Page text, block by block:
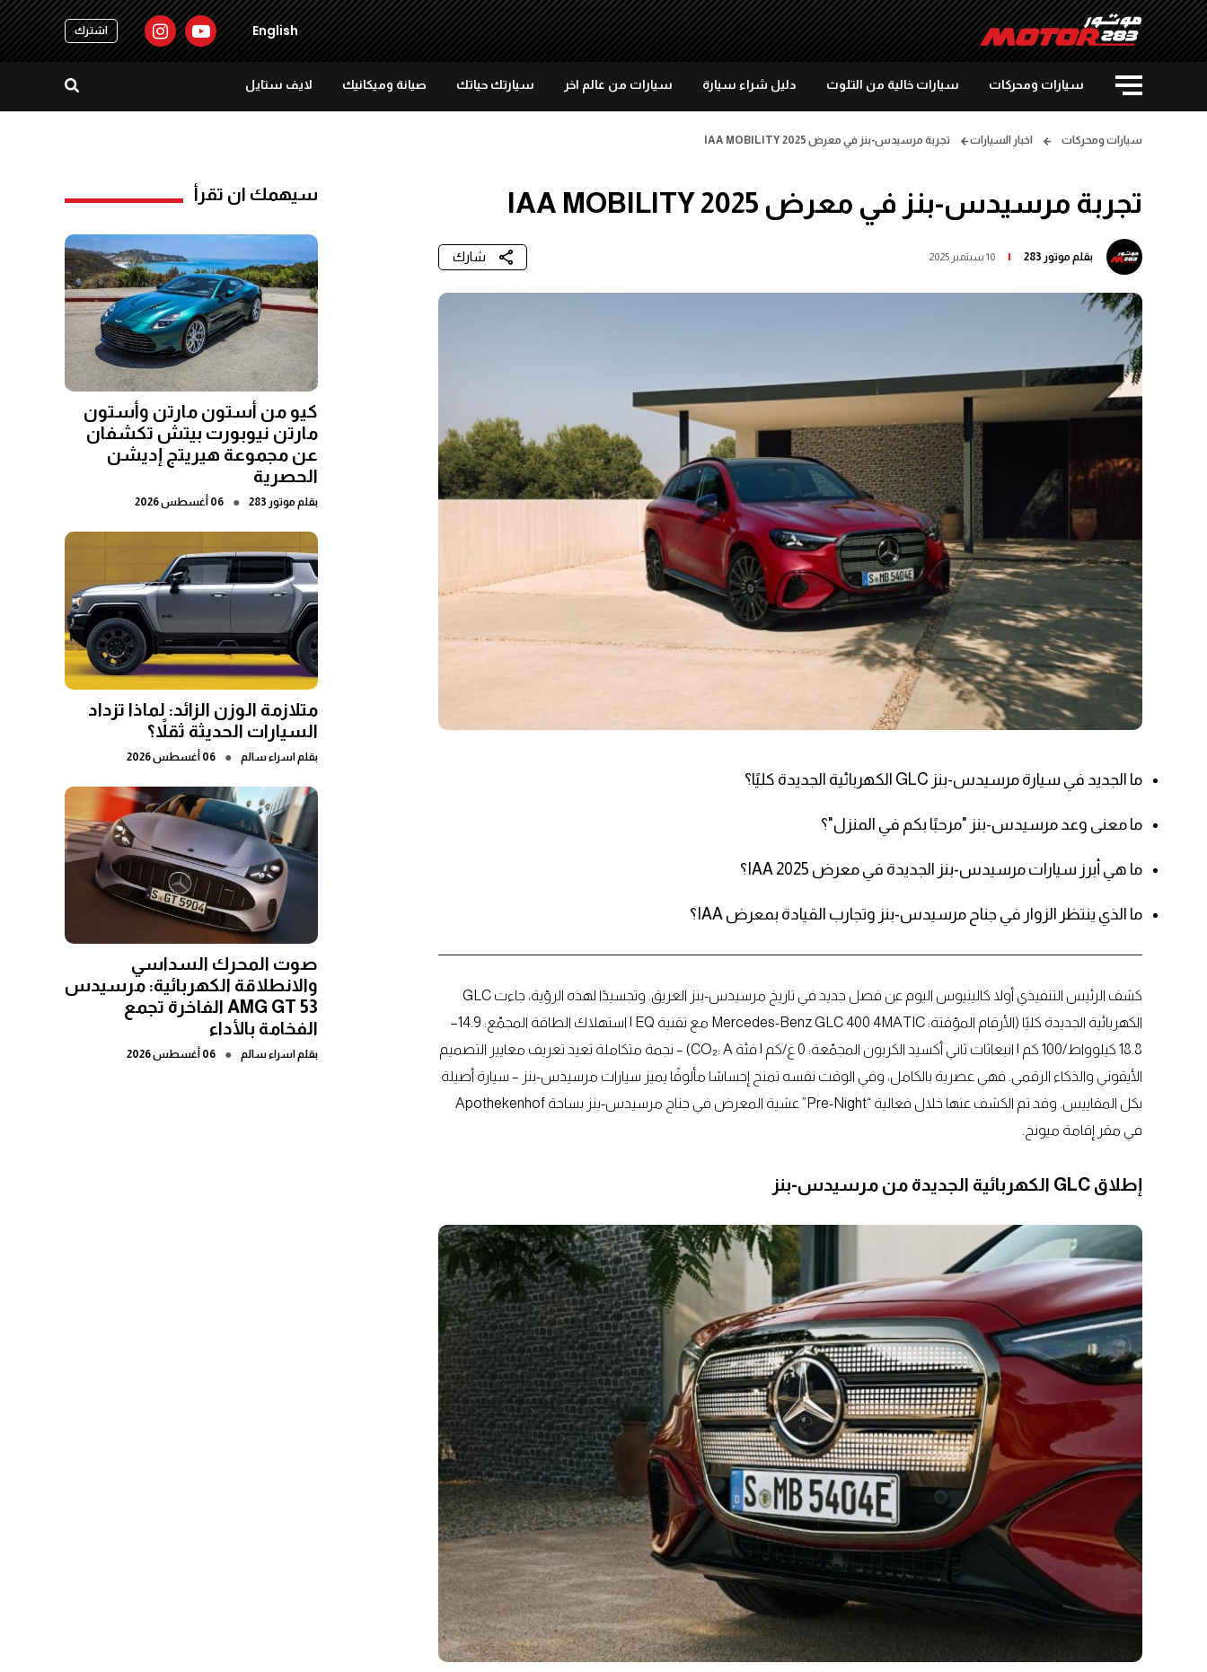
English اشترك
سيارات ومحركات سيارات خالية من التلوث دليل شراء سيارة سيارات من عالم اخر سيارتك حياتك صيانة وميكانيك لايف ستايل
سيارات ومحركات اخبار السيارات تجربة مرسيدس-بنز في معرض IAA MOBILITY 2025
تجربة مرسيدس-بنز في معرض IAA MOBILITY 2025
بقلم موتور 283 10 سبتمبر 2025 شارك
ما الجديد في سيارة مرسيدس-بنز GLC الكهربائية الجديدة كليًا؟
ما معنى وعد مرسيدس-بنز "مرحبًا بكم في المنزل"؟
ما هي أبرز سيارات مرسيدس-بنز الجديدة في معرض IAA 2025؟
ما الذي ينتظر الزوار في جناح مرسيدس-بنز وتجارب القيادة بمعرض IAA؟
كشف الرئيس التنفيذي أولا كالينيوس اليوم عن فصل جديد في تاريخ مرسيدس-بنز العريق. وتجسيدًا لهذه الرؤية، جاءت GLC
الكهربائية الجديدة كليًا (الأرقام المؤقتة: Mercedes-Benz GLC 400 4MATIC مع تقنية EQ | استهلاك الطاقة المجمّع: 14.9–
18.8 كيلوواط/100 كم | انبعاثات ثاني أكسيد الكربون المجمّعة: 0 غ/كم | فئة CO₂: A) – نجمة متكاملة تعيد تعريف معايير التصميم
الأيقوني والذكاء الرقمي. فهي عصرية بالكامل، وفي الوقت نفسه تمنح إحساسًا مألوفًا يميز سيارات مرسيدس-بنز – سيارة أصيلة
بكل المقاييس. وقد تم الكشف عنها خلال فعالية “Pre-Night” عشية المعرض في جناح مرسيدس-بنز بساحة Apothekenhof
في مقر إقامة ميونخ.
إطلاق GLC الكهربائية الجديدة من مرسيدس-بنز
سيهمك ان تقرأ
كيو من أستون مارتن وأستون
مارتن نيوبورت بيتش تكشفان
عن مجموعة هيريتج إديشن
الحصرية
بقلم موتور 283 ● 06 أغسطس 2026
متلازمة الوزن الزائد: لماذا تزداد
السيارات الحديثة ثقلاً؟
بقلم اسراء سالم ● 06 أغسطس 2026
صوت المحرك السداسي
والانطلاقة الكهربائية: مرسيدس
AMG GT 53 الفاخرة تجمع
الفخامة بالأداء
بقلم اسراء سالم ● 06 أغسطس 2026